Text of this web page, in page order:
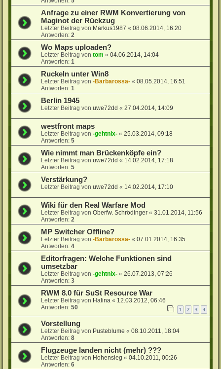
Anfrage zu einer RWM Konvertierung von
Maginot der Rückzug
Letzter Beitrag von Markus1987 «08.06.2014, 16:20
Antworten:2
Wo Maps uploaden?
Letzter Beitrag vontom «04.06.2014, 14:04
Antworten:1
Ruckeln unter Win8
Letzter Beitrag von-Barbarossa- «08.05.2014, 16:51
Antworten:1
Berlin 1945
Letzter Beitrag vonuwe72dd «27.04.2014, 14:09
westfront maps
Letzter Beitrag von-gehtnix- «25.03.2014, 09:18
Antworten:5
Wie nimmt man Brückenköpfe ein?
Letzter Beitrag vonuwe72dd « 14.02.2014, 17:18
Antworten:5
Verstärkung?
Letzter Beitrag vonuwe72dd « 14.02.2014, 17:10
Wiki für den Real Warfare Mod
Letzter Beitrag vonOberfw. Schrödinger «31.01.2014, 11:56
Antworten:2
MP Switcher Offline?
Letzter Beitrag von-Barbarossa- «07.01.2014, 16:35
Antworten:4
Editorfragen: Welche Funktionen sind
umsetzbar
Letzter Beitrag von-gehtnix- «26.07.2013, 07:26
Antworten:3
RWM 8.0 für SuSt Resource War
Letzter Beitrag von Halina « 12.03.2012, 06:46
Antworten:50 1 2 3 4
Vorstellung
Letzter Beitrag von Pusteblume «08.10.2011, 18:04
Antworten:8
Flugzeuge landen nicht (mehr) ???
Letzter Beitrag von Hohensieg «04.10.2011, 00:26
Antworten:6